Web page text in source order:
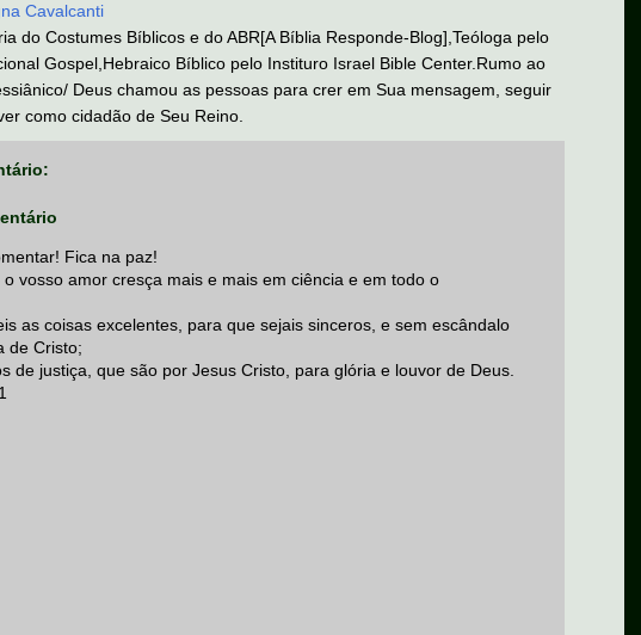
Cavalcanti
do Costumes Bíblicos e do ABR[A Bíblia Responde-Blog],Teóloga pelo
Gospel,Hebraico Bíblico pelo Instituro Israel Bible Center.Rumo ao
Deus chamou as pessoas para crer em Sua mensagem, seguir
como cidadão de Seu Reino.
Fica na paz!
o vosso amor cresça mais e mais em ciência e em todo o
as coisas excelentes, para que sejais sinceros, e sem escândalo
de Cristo;
de justiça, que são por Jesus Cristo, para glória e louvor de Deus.